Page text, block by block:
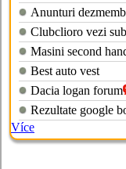
Anunturi
Clubclioro vezi
Masini second
Best auto vest
Dacia logan forum
Rezultate google
Více